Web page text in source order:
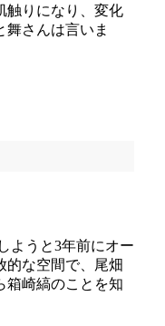
触りになり、変化
舞さんは言いま
ようと3年前にオー
的な空間で、尾畑
箱崎縞のことを知